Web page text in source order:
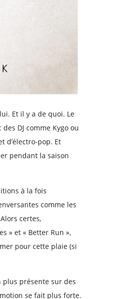
Et il y a de quoi. Le
DJ comme Kygo ou
d’électro-pop. Et
pendant la saison
à la fois
comme les
certes,
» et « Better Run »,
pour cette plaie (si
plus présente sur des
se fait plus forte.